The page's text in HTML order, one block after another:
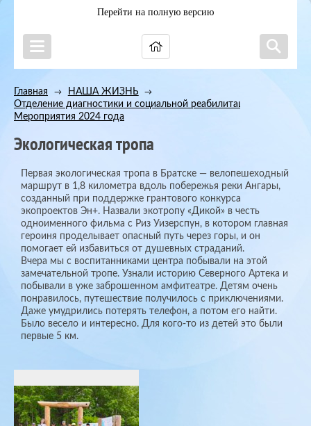
Перейти на полную версию
Главная → НАША ЖИЗНЬ →
Отделение диагностики и социальной реабилитации
Мероприятия 2024 года
Экологическая тропа
Первая экологическая тропа в Братске — велопешеходный
маршрут в 1,8 километра вдоль побережья реки Ангары,
созданный при поддержке грантового конкурса
экопроектов Эн+. Назвали экотропу «Дикой» в честь
одноименного фильма с Риз Уизерспун, в котором главная
героиня проделывает опасный путь через горы, и он
помогает ей избавиться от душевных страданий.
Вчера мы с воспитанниками центра побывали на этой
замечательной тропе. Узнали историю Северного Артека и
побывали в уже заброшенном амфитеатре. Детям очень
понравилось, путешествие получилось с приключениями.
Даже умудрились потерять телефон, а потом его найти.
Было весело и интересно. Для кого-то из детей это были
первые 5 км.